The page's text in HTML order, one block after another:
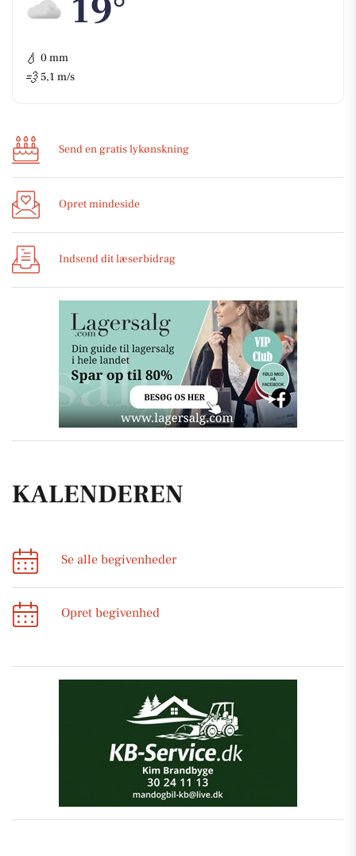
19°
💧 0 mm
💨 5,1 m/s
Send en gratis lykønskning
Opret mindeside
Indsend dit læserbidrag
KALENDEREN
Se alle begivenheder
Opret begivenhed